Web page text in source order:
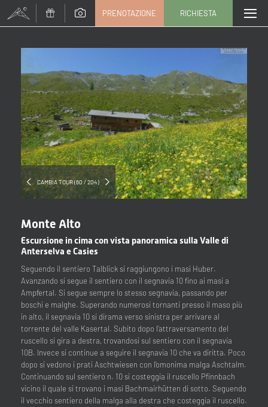
PRENOTAZIONE RICHIESTA
CAMBIA TOUR (60 / 204)
Monte Alto
Escursione in cima con vista panoramica sulla Valle di
Anterselva e Casies
Seguendo il sentiero Talblick si raggiungono i masi Huber.
Avanzando si segue il sentiero con il segnavia 10 fino ai masi a
Ampfertal. Si segue sempre lo stesso segnavia, passando per
boschi e malghe. Superando numerosi tornanti presso il maso più
in alto, il segnavia 10 si dirama verso sinistra per arrivare al
torrente del valle Kasertal. Subito dopo l’attraversamento del
ruscello si gira a destra, trovandosi sul sentiero con il segnavia
10B. Invece si continue a seguire il segnavia 10 che va diritta. Poco
dopo si vedono i prati Aschtwiesen con l’omonima malga Aschtalm.
Continuando sul sentiero n. 10 si costeggia il ruscello Pfinnbach
vicino il quale si trovano i masi Bachmairhütten di sotto. Seguendo
il vecchio sentiero della malga alla destra che costeggia il ruscello.
Famiglia Signor Signora
Nome Cognome*
E-mail*
*campi obbligatori
Invia